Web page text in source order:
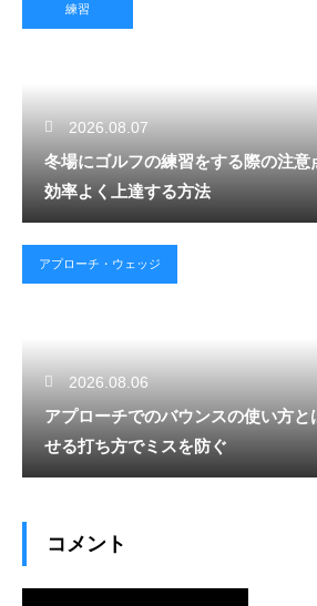
練習
2026.08.07
冬場にゴルフの練習をする際の注意
効率よく上達する方法
アプローチ・ウェッジ
2026.08.06
アプローチでのバウンスの使い方と
せる打ち方でミスを防ぐ
コメント